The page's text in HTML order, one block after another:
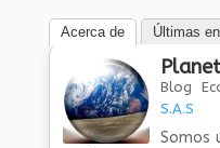
Acerca de Últimas
Blog
S.A.S
Somos